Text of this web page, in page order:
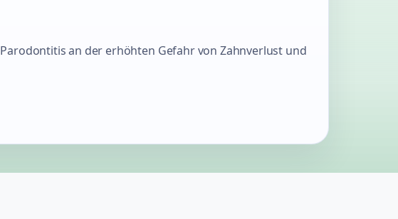
an der erhöhten Gefahr von Zahnverlust und